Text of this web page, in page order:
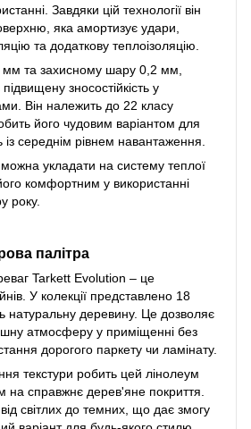
Завдяки цій технології він
яка амортизує удари,
та додаткову теплоізоляцію.
мм та захисному шару 0,2 мм,
зносостійкість у
Він належить до 22 класу
його чудовим варіантом для
середнім рівнем навантаження.
укладати на систему теплої
комфортним у використанні
року.
палітра
Tarkett Evolution – це
У колекції представлено 18
натуральну деревину. Це дозволяє
атмосферу у приміщенні без
дорогого паркету чи ламінату.
текстури робить цей лінолеум
справжнє дерев'яне покриття.
світлих до темних, що дає змогу